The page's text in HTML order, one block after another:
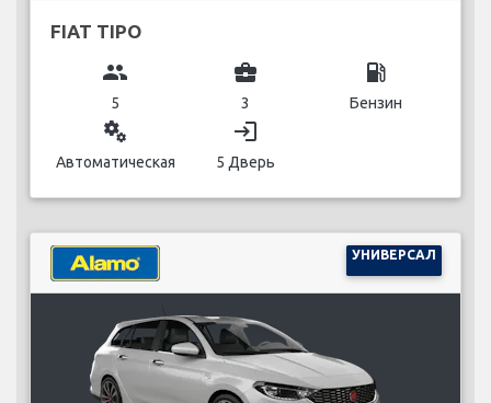
FIAT TIPO
group
5
business_center
3
local_gas_station
Бензин
miscellaneous_services
Автоматическая
login
5 Дверь
УНИВЕРСАЛ